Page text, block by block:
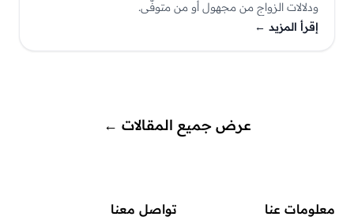
ودلالات الزواج من مجهول أو من متوفّى.
إقرأ المزيد ←
عرض جميع المقالات ←
معلومات عنا تواصل معنا